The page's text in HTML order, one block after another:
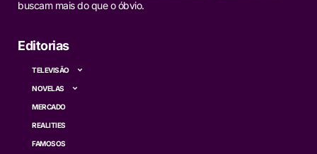
buscam mais do que o óbvio.
Editorias
TELEVISÃO
NOVELAS
MERCADO
REALITIES
FAMOSOS